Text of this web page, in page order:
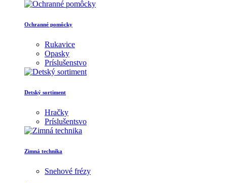
Ochranné pomôcky
Rukavice
Opasky
Príslušenstvo
Detský sortiment
Hračky
Príslušentsvo
Zimná technika
Snehové frézy